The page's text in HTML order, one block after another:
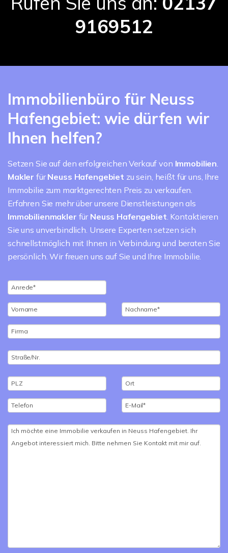
9169512
Immobilienbüro für Neuss
Hafengebiet: wie dürfen wir
Ihnen helfen?
Setzen Sie auf den erfolgreichen Verkauf von Immobilien
Makler fürNeuss Hafengebiet zu sein, heißt für uns, Ihre
Immobilie zum marktgerechten Preis zu verkaufen.
Erfahren Sie mehr über unsere Dienstleistungen als
Immobilienmakler für Neuss Hafengebiet . Kontaktieren
Sie uns unverbindlich. Unsere Experten setzen sich
schnellstmöglich mit Ihnen in Verbindung und beraten Sie
persönlich. Wir freuen uns auf Sie und Ihre Immobilie.